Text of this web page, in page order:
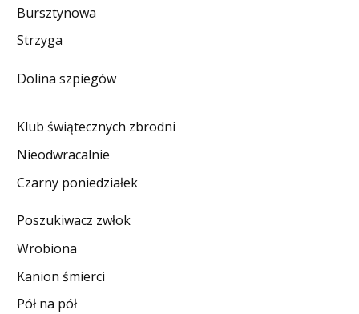
DO CZYTANIA
KONTAKT
Bursztynowa
Strzyga
Dolina szpiegów
Klub świątecznych zbrodni
Nieodwracalnie
Czarny poniedziałek
Poszukiwacz zwłok
Wrobiona
Kanion śmierci
Pół na pół